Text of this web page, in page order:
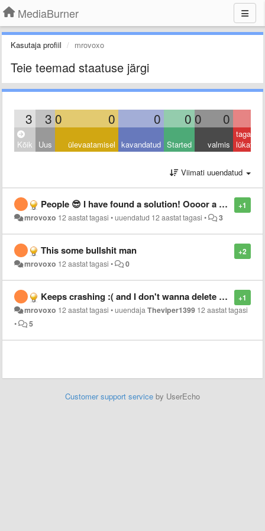
MediaBurner
Kasutaja profiil mrovoxo
Teie teemad staatuse järgi
3 3 0 0 0 0 0 0
Kõik Uus ülevaatamisel kavandatud Started valmis
tagasi
lükatud
Viimati uuendatud
+1
People 😎 I have found a solution! Oooor a different option I must say! Go to your AppStore, look up "Video download - music video player downloader" It should be the 1st option, the Publisher is "XU YI PING." It shouldn't be hard to find peeps!
mrovoxo 12 aastat tagasi •uuendatud 12 aastat tagasi • 3
+2
This some bullshit man
mrovoxo 12 aastat tagasi • 0
+1
Keeps crashing :( and I don't wanna delete and download again :(
mrovoxo 12 aastat tagasi •uuendajaTheviper1399 12 aastat tagasi
•
5
Customer support service by UserEcho